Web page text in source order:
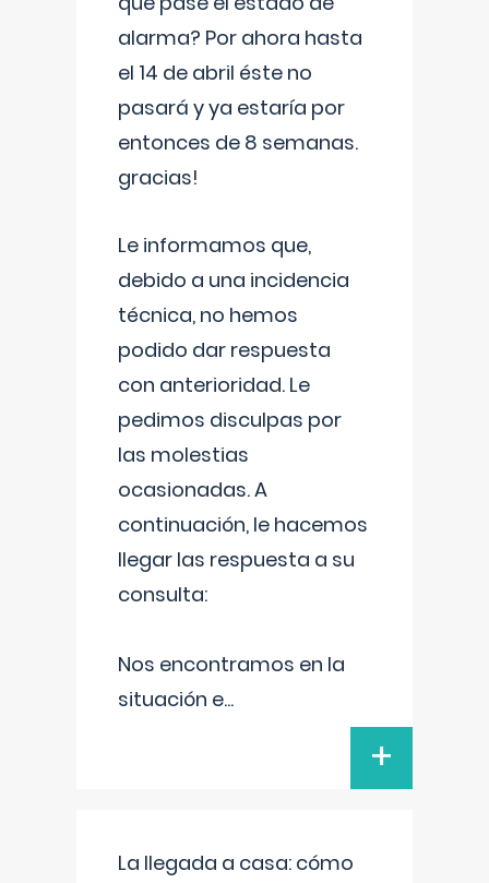
alarma? Por ahora hasta
el 14 de abril éste no
pasará y ya estaría por
entonces de 8 semanas.
gracias!
Le informamos que,
debido a una incidencia
técnica, no hemos
podido dar respuesta
con anterioridad. Le
pedimos disculpas por
las molestias
ocasionadas. A
continuación, le hacemos
llegar las respuesta a su
consulta:
Nos encontramos en la
situación e...
+
La llegada a casa: cómo